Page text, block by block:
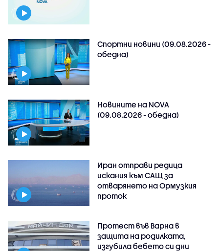
Спортни новини (09.08.2026 -
обедна)
Новините на NOVA
(09.08.2026 - обедна)
Иран отправи редица
искания към САЩ за
отварянето на Ормузкия
проток
Протест във Варна в
защита на родилката,
изгубила бебето си дни